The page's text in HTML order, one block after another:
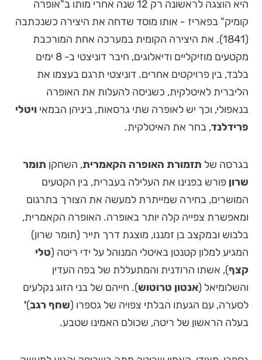
היא הוצגה לראשונה רק 12 שנה אחרי מותו ב"אופרה
קומיק" בפאריז - אותו מוסד שדחה את היצירה כשנכתבה
(1841). את היצירה הקומית במערכה אחת המורכבת
מקטעים מוזיקליים ודיאלוגים, חיבר דוניצטי ב- 8 ימים
בלבד, בין פרויקטים אחרים. דוניצטי תרגם בעצמו את
הליברית לאיטלקית, כשניסה להעלות את האופרה
בנאפולי, וכך יש לאופרה שתי גרסאות, ביניהן הבמאי ויטלי
פרידלנד, בחר את האיטלקית.
בגרסה של תזמורת האופרה הקאמרית, השחקן תומר
שרון פורש בפנינו את העלילה בעברית, בין הקטעים
המושרים, בחירה שמייתרת למעשה את הצורך בתרגום
ומאפשרת צפייה קלה יותר באופרה. האופרה הקאמרית,
בלבוש ובמקצב בן זמננו, מוצגת דרך תייר (תומר שרון)
המגיע למלון קטנטן באיטלי המנוהל על ידי ריטה (טלי
קצף), אשתו הרודנית והמתעללת של בפה העדין
והשלומיאל (אנטון טרוטוש). חייהם של בני הזוג נקלעים
לסערה, עם הגעתו הבלתי צפויה של גספרו (שחף רגב)
'
בעלה הראשון של ריטה, שכולם האמינו שטבע.